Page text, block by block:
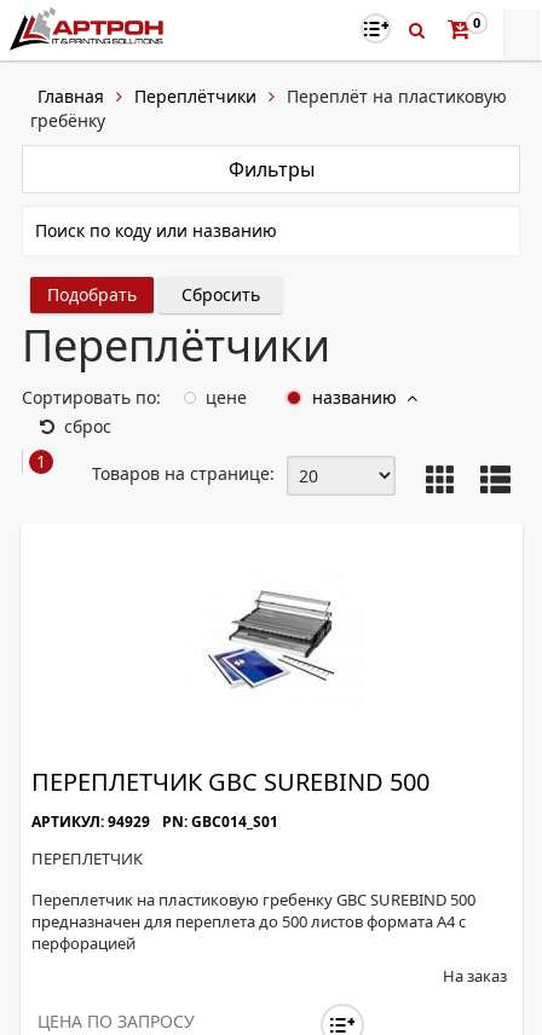
0
Главная Переплётчики
Переплёт на пластиковую
гребёнку
Фильтры
Сбросить
Переплётчики
Сортировать по: цене
названию
сброс
1
Товаров на странице:
ПЕРЕПЛЕТЧИК GBC SUREBIND 500
АРТИКУЛ: 94929 PN: GBC014_S01
ПЕРЕПЛЕТЧИК
Переплетчик на пластиковую гребенку GBC SUREBIND 500
предназначен для переплета до 500 листов формата А4 с
перфорацией
На заказ
ЦЕНА ПО ЗАПРОСУ